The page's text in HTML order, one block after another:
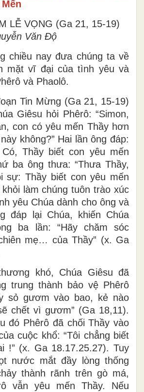
LỄ VỌNG (Ga 21, 15-19)
Văn Độ
chiều nay đưa chúng ta về
mặt vĩ đại của tình yêu và
và Phaolô.
Tin Mừng (Ga 21, 15-19)
Giêsu hỏi Phêrô: “Simon,
con có yêu mến Thầy hơn
không?” Hai lần ông đáp:
Có, Thầy biết con yêu mến
ba ông thưa: “Thưa Thầy,
sự: Thầy biết con yêu mến
khỏi làm chúng tuôn trào xúc
yêu Chúa dành cho ông và
đáp lại Chúa, khiến Chúa
ba lần: “Hãy chăm sóc
mẹ… của Thầy” (x. Ga
khó, Chúa Giêsu đã
trung thành bảo vệ Phêrô
sỏ gươm vào bao, kẻ nào
chết vì gươm” (Ga 18,11).
đó Phêrô đã chối Thầy vào
cuộc khổ: “Tôi chẳng biết
!” (x. Ga 18.17.25.27). Tuy
nước mắt đầy lòng thống
thành rãnh trên gò má,
vẫn yêu mến Thầy. Nếu